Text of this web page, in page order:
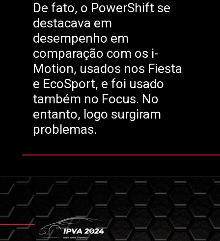
De fato, o PowerShift se
destacava em
desempenho em
comparação com os i-
Motion, usados nos Fiesta
e EcoSport, e foi usado
também no Focus. No
entanto, logo surgiram
problemas.